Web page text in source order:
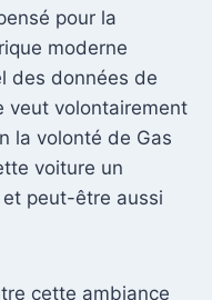
pour la
moderne
des données de
veut volontairement
la volonté de Gas
voiture un
peut-être aussi
cette ambiance